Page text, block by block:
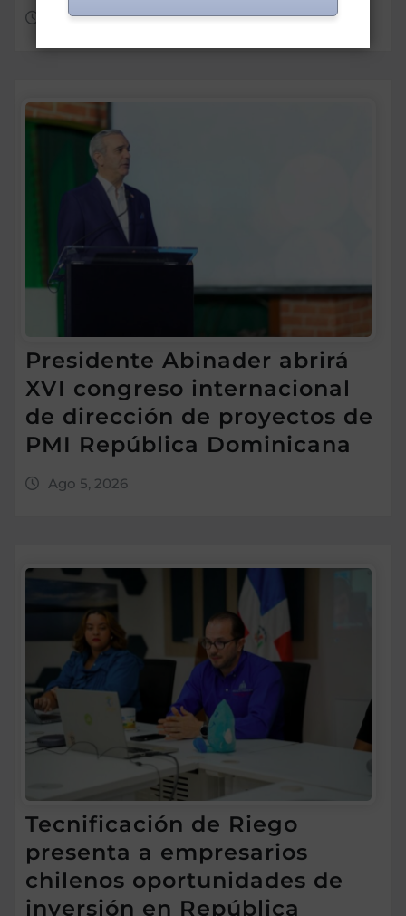
Ago 5, 2026
Presidente Abinader abrirá
XVI congreso internacional
de dirección de proyectos de
PMI República Dominicana
Ago 5, 2026
Tecnificación de Riego
presenta a empresarios
chilenos oportunidades de
inversión en República